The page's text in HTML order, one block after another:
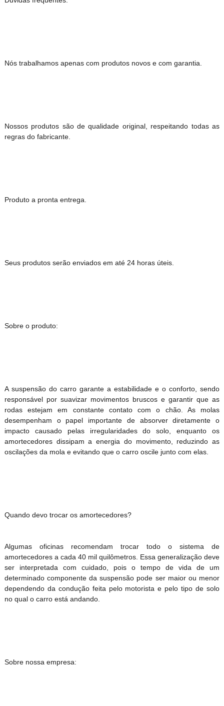
Nós trabalhamos apenas com produtos novos e com garantia.
Nossos produtos são de qualidade original, respeitando todas as
regras do fabricante.
Produto a pronta entrega.
Seus produtos serão enviados em até 24 horas úteis.
Sobre o produto:
A suspensão do carro garante a estabilidade e o conforto, sendo
responsável por suavizar movimentos bruscos e garantir que as
rodas estejam em constante contato com o chão. As molas
desempenham o papel importante de absorver diretamente o
impacto causado pelas irregularidades do solo, enquanto os
amortecedores dissipam a energia do movimento, reduzindo as
oscilações da mola e evitando que o carro oscile junto com elas.
Quando devo trocar os amortecedores?
Algumas oficinas recomendam trocar todo o sistema de
amortecedores a cada 40 mil quilômetros. Essa generalização deve
ser interpretada com cuidado, pois o tempo de vida de um
determinado componente da suspensão pode ser maior ou menor
dependendo da condução feita pelo motorista e pelo tipo de solo
no qual o carro está andando.
Sobre nossa empresa: